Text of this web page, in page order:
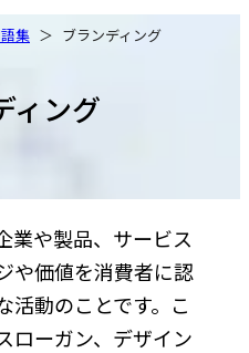
集 ブランディング
ィング
業や製品、サービス
や価値を消費者に認
活動のことです。こ
ローガン、デザイン